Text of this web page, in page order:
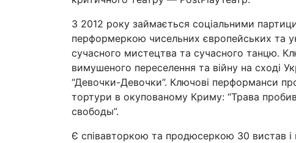
З 2012 року займається соціальними
перформеркою чисельних європейських та
сучасного мистецтва та сучасного танцю.
вимушеного переселення та війну на сході
“Девочки-Девочки”. Ключові перформанси
тортури в окупованому Криму: “Трава
свободы”.
Є співавторкою та продюсеркою 30 вистав і